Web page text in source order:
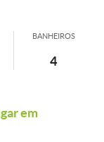
BANHEIROS
4
em